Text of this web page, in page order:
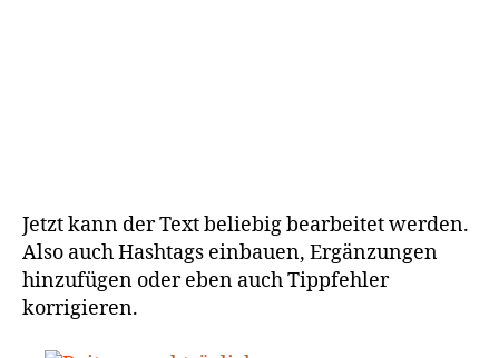
Jetzt kann der Text beliebig bearbeitet werden.
Also auch Hashtags einbauen, Ergänzungen
hinzufügen oder eben auch Tippfehler
korrigieren.